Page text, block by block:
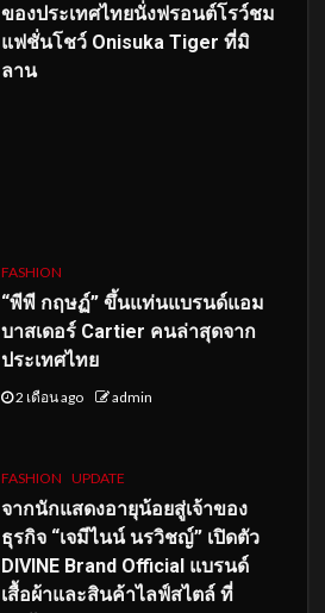
ของประเทศไทยนั่งฟรอนต์โรว์ชม
แฟชั่นโชว์ Onisuka Tiger ที่มิ
ลาน
FASHION
“พีพี กฤษฏ์” ขึ้นแท่นแบรนด์แอม
บาสเดอร์ Cartier คนล่าสุดจาก
ประเทศไทย
2 เดือน ago admin
FASHION UPDATE
จากนักแสดงอายุน้อยสู่เจ้าของ
ธุรกิจ “เจมีไนน์ นรวิชญ์” เปิดตัว
DIVINE Brand Official แบรนด์
เสื้อผ้าและสินค้าไลฟ์สไตล์ ที่